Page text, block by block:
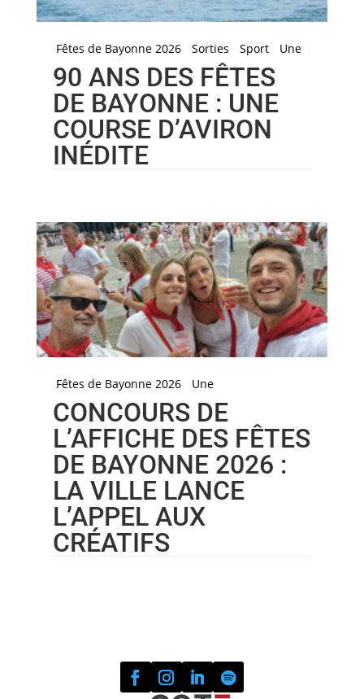
Fêtes de Bayonne 2026 Sorties Sport Une
90 ANS DES FÊTES
DE BAYONNE : UNE
COURSE D’AVIRON
INÉDITE
Fêtes de Bayonne 2026 Une
CONCOURS DE
L’AFFICHE DES FÊTES
DE BAYONNE 2026 :
LA VILLE LANCE
L’APPEL AUX
CRÉATIFS